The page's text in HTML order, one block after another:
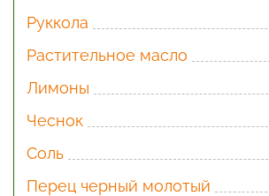
Руккола
Растительное масло
Лимоны
Чеснок
Соль
Перец черный молотый